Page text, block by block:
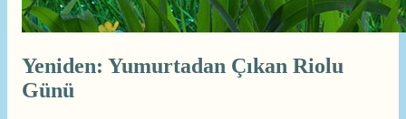
Yeniden: Yumurtadan Çıkan Riolu
Günü